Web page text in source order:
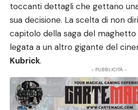
toccanti dettagli che gettano
sua decisione. La scelta di non
capitolo della saga del
legata a un altro gigante del
Kubrick.
- PUBBLICITÀ -